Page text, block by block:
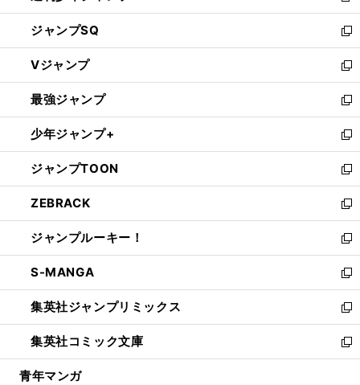
し
い
ウ
ィ
ン
ド
ウ
で
開
く
ジャンプSQ
新
し
い
ウ
ィ
ン
ド
ウ
で
開
く
Vジャンプ
新
し
い
ウ
ィ
ン
ド
ウ
で
開
く
最強ジャンプ
新
し
い
ウ
ィ
ン
ド
ウ
で
開
く
少年ジャンプ+
新
し
い
ウ
ィ
ン
ド
ウ
で
開
く
ジャンプTOON
新
し
い
ウ
ィ
ン
ド
ウ
で
開
く
ZEBRACK
新
し
い
ウ
ィ
ン
ド
ウ
で
開
ジャンプルーキー！
新
し
い
ウ
ィ
ン
ド
ウ
S-MANGA
新
し
い
ウ
ィ
ン
集英社ジャンプリミックス
新
し
い
ウ
集英社コミック文庫
新
し
青年マンガ